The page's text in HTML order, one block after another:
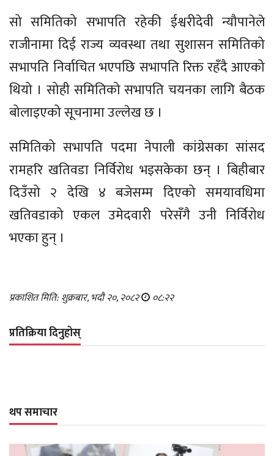
सो समितिको सभापति रहेकी ईश्वरीदेवी न्यौपानेले
राजीनामा दिई राज्य व्यवस्था तथा सुशासन समितिको
सभापति निर्वाचित भएपछि सभापति रिक्त रहँदै आएको
थियो । सोही समितिको सभापति चयनका लागि बैठक
बोलाइएको सूचनामा उल्लेख छ ।
समितिको सभापति पदमा नेपाली कांग्रेसका सांसद
रामहरि खतिवडा निर्विरोध भइसकेका छन् । बिहीबार
दिउँसो २ देखि ४ बजेसम्म दिएको समयावधिमा
खतिवडाको एकल उमेदवारी परेसँगै उनी निर्विरोध
भएका हुन् ।
प्रकाशित मिति: शुक्रबार, भदौ २०, २०८२ ०८:२२
प्रतिक्रिया दिनुहोस्
थप समाचार